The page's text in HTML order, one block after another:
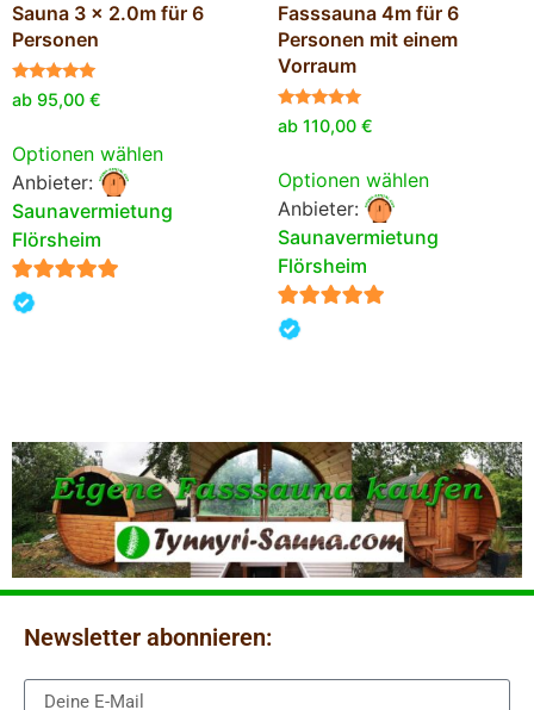
Sauna 3 x 2.0m für 6
Personen
Bewertet
mit
ab 95,00 €
Optionen wählen
Anbieter:
Saunavermietung
Flörsheim
5
Fasssauna 4m für 6
Personen mit einem
Vorraum
Bewertet
mit
ab 110,00 €
Optionen wählen
Anbieter:
Saunavermietung
Flörsheim
5
Newsletter abonnieren: